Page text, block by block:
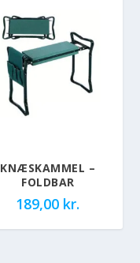
KNÆSKAMMEL –
FOLDBAR
189,00 kr.